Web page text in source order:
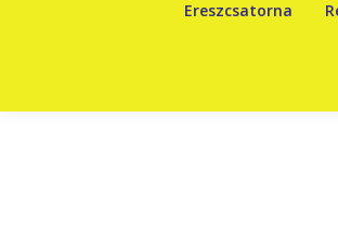
Ereszcsatorna